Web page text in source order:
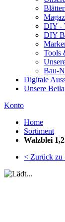
DIY -
DIY
Tools
Bau-
Digitale
Unsere
Konto
Home
Sortiment
Walzblei
< Zurück zu